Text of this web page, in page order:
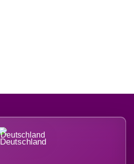
Deutschland